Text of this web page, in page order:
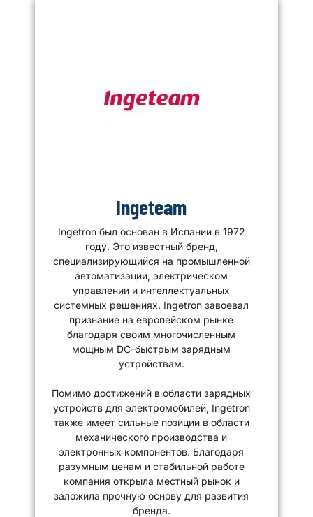
Ingeteam
Ingetron был основан в Испании в 1972
году. Это известный бренд,
специализирующийся на промышленной
автоматизации, электрическом
управлении и интеллектуальных
системных решениях. Ingetron завоевал
признание на европейском рынке
благодаря своим многочисленным
мощным DC-быстрым зарядным
устройствам.
Помимо достижений в области зарядных
устройств для электромобилей, Ingetron
также имеет сильные позиции в области
механического производства и
электронных компонентов. Благодаря
разумным ценам и стабильной работе
компания открыла местный рынок и
заложила прочную основу для развития
бренда.